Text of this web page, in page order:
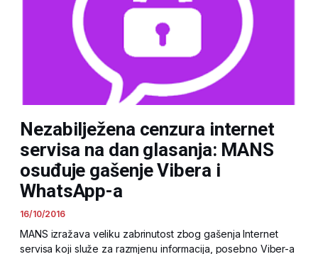
Nezabilježena cenzura internet
servisa na dan glasanja: MANS
osuđuje gašenje Vibera i
WhatsApp-a
16/10/2016
MANS izražava veliku zabrinutost zbog gašenja Internet
servisa koji služe za razmjenu informacija, posebno Viber-a